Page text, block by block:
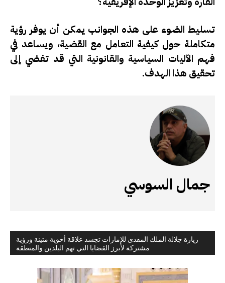
زيارة جلالة الملك المفدى للإمارات تجسد علاقة أخوية متينة ورؤية
مشتركة لأبرز القضايا التي تهم البلدين والمنطقة
تسليط الضوء على هذه الجوانب يمكن أن يوفر رؤية
متكاملة حول كيفية التعامل مع القضية، ويساعد في
فهم الآليات السياسية والقانونية التي قد تفضي إلى
تحقيق هذا الهدف.
جمال السوسي